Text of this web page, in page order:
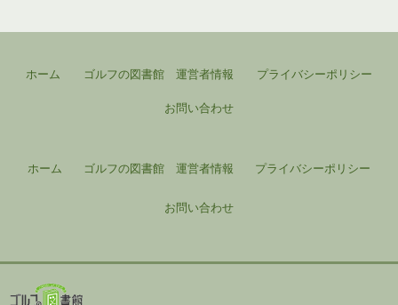
ホーム ゴルフの図書館 運営者情報
プライバシーポリシー
お問い合わせ
ホーム ゴルフの図書館 運営者情報 プライバシーポリシー
お問い合わせ